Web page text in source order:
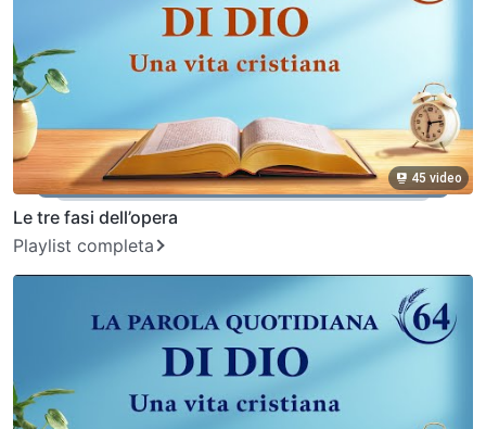
45 video
Le tre fasi dell’opera
Playlist completa